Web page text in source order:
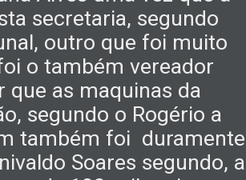
secretaria, segundo
outro que foi muito
o também vereador
que as maquinas da
segundo o Rogério a
também foi duramente
Soares segundo, a